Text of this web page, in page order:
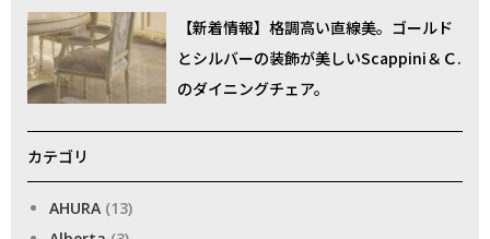
【新着情報】格調高い直線美。ゴールド
とシルバーの装飾が美しいScappini＆Ｃ.
のダイニングチェア。
カテゴリ
AHURA (13)